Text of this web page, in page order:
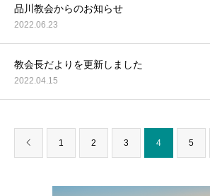
品川教会からのお知らせ
2022.06.23
教会長だよりを更新しました
2022.04.15
1 2 3 4 5